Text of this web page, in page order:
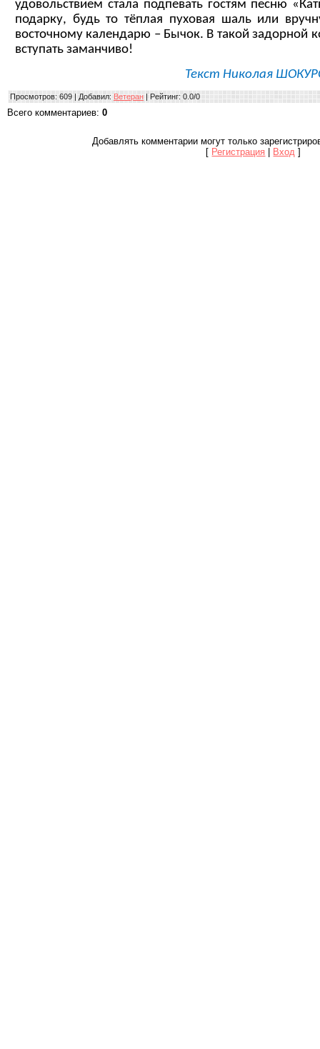
удовольствием стала подпевать гостям песню
подарку, будь то тёплая пуховая шаль или
восточному календарю – Бычок. В такой задорной
вступать заманчиво!
Текст Николая
Просмотров: 609 | Добавил: Ветеран | Рейтинг: 0.0/0
Всего комментариев: 0
Добавлять комментарии могут только
[ Регистрация Вход ]